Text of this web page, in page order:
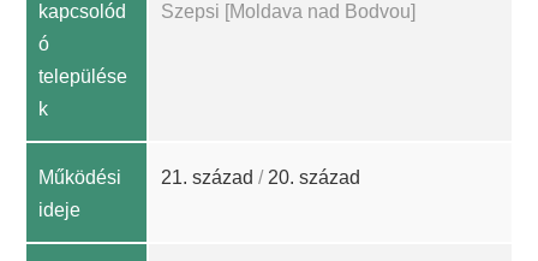
kapcsolód
ó
települése
k
Szepsi [Moldava nad Bodvou]
Működési
ideje
21. század / 20. század